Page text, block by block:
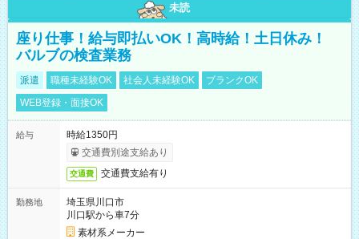
未読
座り仕事！給与即払いOK！高時給！土日休み！
バルブの検査業務
派遣 職種未経験OK 社会人未経験OK
ブランクOK
WEB登録・面接OK
給与
時給1350円
交通費別途支給あり
交通費 交通費支給有り
勤務地
埼玉県川口市
川口駅から車7分
素材系メーカー